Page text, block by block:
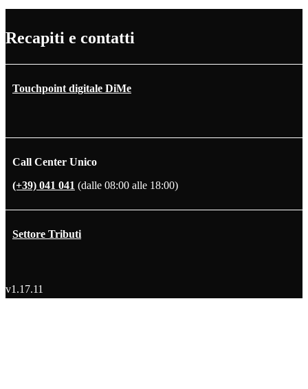
Recapiti e contatti
Touchpoint digitale DiMe
Call Center Unico
(+39) 041 041 (dalle 08:00 alle 18:00)
Settore Tributi
v1.17.11